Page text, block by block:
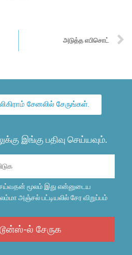
அடுத்த எபிசொட்
சேனலில் சேருங்கள்.
இங்கு பதிவு செய்யவும்.
மூலம் இது என்னுடைய
அஞ்சல் பட்டியலில் சேர விறுப்பம்
ல் சேருக